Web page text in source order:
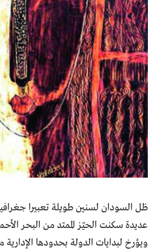
ظل السودان لسنين طويلة تعبيرا
عديدة سكنت الحيّز الممتد من البحر
ويؤرخ لبدايات الدولة بحدودها